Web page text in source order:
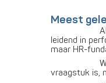
Meest
leidend in
maar HR-
vraagstuk is,